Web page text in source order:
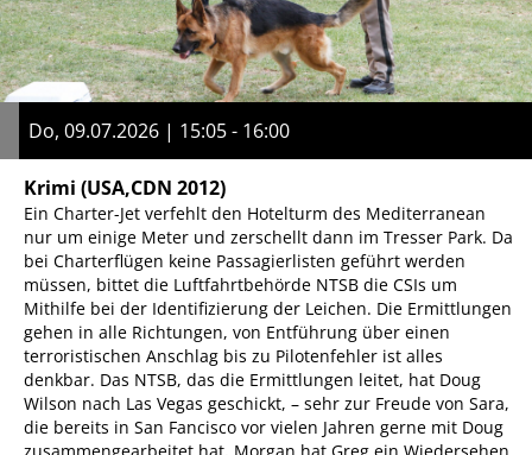
Do, 09.07.2026 | 15:05 - 16:00
Krimi (USA,CDN 2012)
Ein Charter-Jet verfehlt den Hotelturm des Mediterranean
nur um einige Meter und zerschellt dann im Tresser Park. Da
bei Charterflügen keine Passagierlisten geführt werden
müssen, bittet die Luftfahrtbehörde NTSB die CSIs um
Mithilfe bei der Identifizierung der Leichen. Die Ermittlungen
gehen in alle Richtungen, von Entführung über einen
terroristischen Anschlag bis zu Pilotenfehler ist alles
denkbar. Das NTSB, das die Ermittlungen leitet, hat Doug
Wilson nach Las Vegas geschickt, – sehr zur Freude von Sara,
die bereits in San Fancisco vor vielen Jahren gerne mit Doug